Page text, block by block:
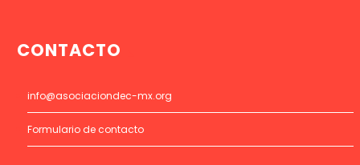
CONTACTO
info@asociaciondec-mx.org
Formulario de contacto